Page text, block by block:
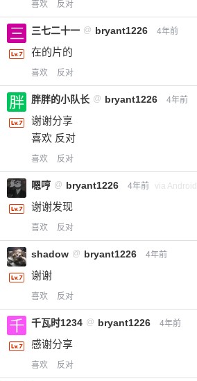
喜欢 反对
三七二十一 @ bryant1226 4年前
在的片的
喜欢 反对
胖胖的小队长 @ bryant1226 4年前
谢谢分享
喜欢 反对
喜欢 反对
嗯哼 @ bryant1226 4年前 via Android
谢谢发现
喜欢 反对
shadow @ bryant1226 4年前
谢谢
喜欢 反对
千瓦时1234 @ bryant1226 4年前
感谢分享
喜欢 反对